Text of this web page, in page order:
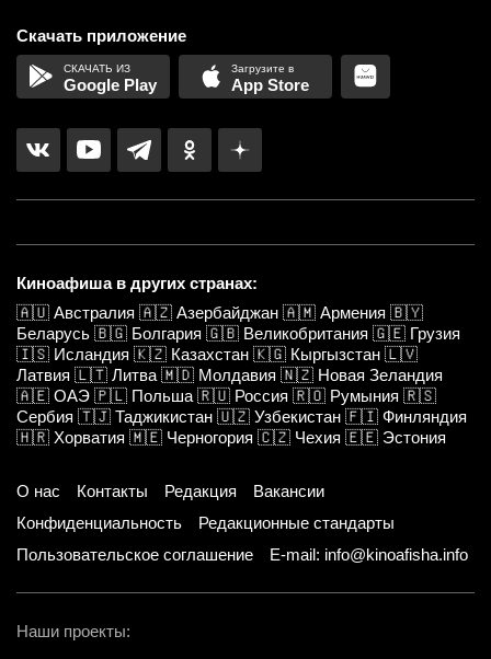
Скачать приложение
Google Play App Store
Киноафиша в других странах:
🇦🇺 Австралия 🇦🇿 Азербайджан 🇦🇲 Армения 🇧🇾
Беларусь 🇧🇬 Болгария 🇬🇧 Великобритания 🇬🇪 Грузия
🇮🇸 Исландия 🇰🇿 Казахстан 🇰🇬 Кыргызстан 🇱🇻
Латвия 🇱🇹 Литва 🇲🇩 Молдавия 🇳🇿 Новая Зеландия
🇦🇪 ОАЭ 🇵🇱 Польша 🇷🇺 Россия 🇷🇴 Румыния 🇷🇸
Сербия 🇹🇯 Таджикистан 🇺🇿 Узбекистан 🇫🇮 Финляндия
🇭🇷 Хорватия 🇲🇪 Черногория 🇨🇿 Чехия 🇪🇪 Эстония
О нас Контакты Редакция
Вакансии
Конфиденциальность
Редакционные стандарты
Пользовательское соглашение
E-mail: info@kinoafisha.info
Наши проекты: